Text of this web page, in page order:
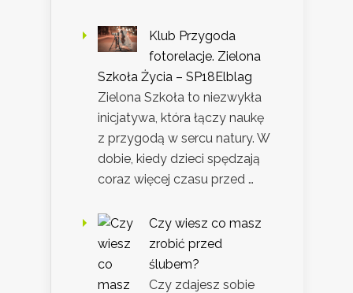
Klub Przygoda
fotorelacje. Zielona
Szkoła Życia – SP18Elblag
Zielona Szkoła to niezwykła
inicjatywa, która łączy naukę
z przygodą w sercu natury. W
dobie, kiedy dzieci spędzają
coraz więcej czasu przed …
Czy wiesz co masz
zrobić przed
ślubem?
Czy zdajesz sobie